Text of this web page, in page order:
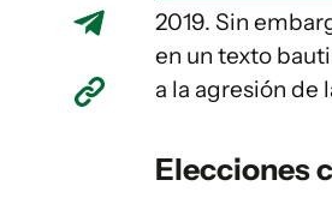
2019. Sin
en un texto
a la agresión de
Elecciones